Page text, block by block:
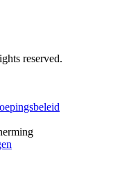
reserved.